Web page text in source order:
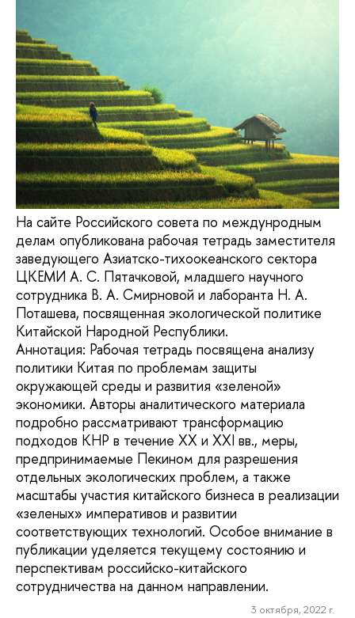
На сайте Российского совета по междунродным
делам опубликована рабочая тетрадь заместителя
заведующего Азиатско-тихоокеанского сектора
ЦКЕМИ А. С. Пятачковой, младшего научного
сотрудника В. А. Смирновой и лаборанта Н. А.
Поташева, посвященная экологической политике
Китайской Народной Республики.
Аннотация: Рабочая тетрадь посвящена анализу
политики Китая по проблемам защиты
окружающей среды и развития «зеленой»
экономики. Авторы аналитического материала
подробно рассматривают трансформацию
подходов КНР в течение XX и XXI вв., меры,
предпринимаемые Пекином для разрешения
отдельных экологических проблем, а также
масштабы участия китайского бизнеса в реализации
«зеленых» императивов и развитии
соответствующих технологий. Особое внимание в
публикации уделяется текущему состоянию и
перспективам российско-китайского
сотрудничества на данном направлении.
3 октября, 2022 г.